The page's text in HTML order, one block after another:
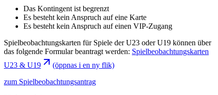
Das Kontingent ist begrenzt
Es besteht kein Anspruch auf eine Karte
Es besteht kein Anspruch auf einen VIP-Zugang
Spielbeobachtungskarten für Spiele der U23 oder U19 können über
das folgende Formular beantragt werden: Spielbeobachtungskarten
U23 & U19
(öppnas i en ny flik)
zum Spielbeobachtungsantrag